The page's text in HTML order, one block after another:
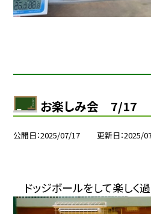
お楽しみ会 7/17
公開日 2025/07/17 更新日 2025/
ドッジボールをして楽しく過